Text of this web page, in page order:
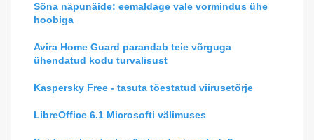
Sõna näpunäide: eemaldage vale vormindus ühe
hoobiga
Avira Home Guard parandab teie võrguga
ühendatud kodu turvalisust
Kaspersky Free - tasuta tõestatud viirusetõrje
LibreOffice 6.1 Microsofti välimuses